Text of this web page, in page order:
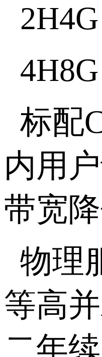
标配
内用
带宽
物理
等高
二年